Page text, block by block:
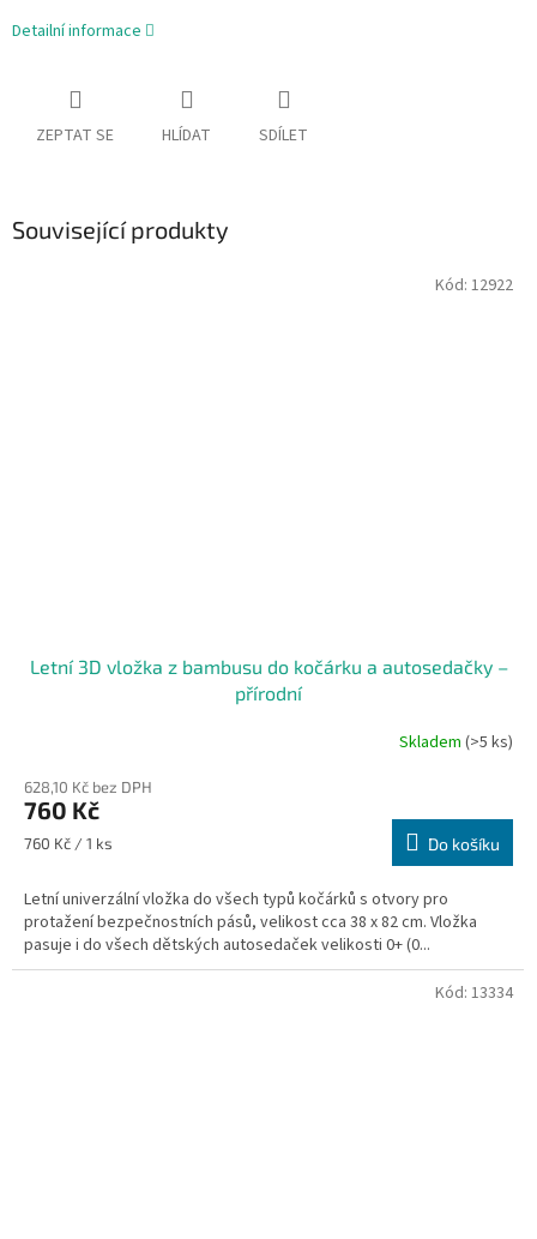
Detailní informace
ZEPTAT SE HLÍDAT SDÍLET
Související produkty
Letní 3D vložka z bambusu do kočárku a autosedačky –
přírodní
produktu
je
5,0
hvězdiček.
Skladem(>5 ks)
628,10 Kč bez DPH
760 Kč
Měrná
760 Kč / 1 ks Do košíku
Letní univerzální vložka do všech typů kočárků s otvory pro
protažení bezpečnostních pásů, velikost cca 38 x 82 cm. Vložka
pasuje i do všech dětských autosedaček velikosti 0+ (0...
Kód: 12922
Kód: 13334